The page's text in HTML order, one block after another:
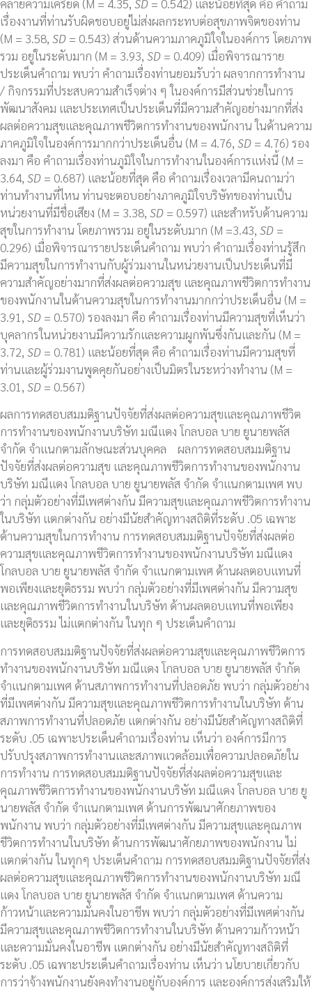
คลายความเครียด (M = 4.35, SD = 0.542) และน้อยที่สุด คือ คำถาม
เรื่องงานที่ท่านรับผิดชอบอยู่ไม่ส่งผลกระทบต่อสุขภาพจิตของท่าน
(M = 3.58, SD = 0.543) ส่วนด้านความภาคภูมิใจในองค์การ โดยภาพ
รวม อยู่ในระดับมาก (M = 3.93, SD = 0.409) เมื่อพิจารณาราย
ประเด็นคำถาม พบว่า คำถามเรื่องท่านยอมรับว่า ผลจากการทำงาน
/ กิจกรรมที่ประสบความสำเร็จต่าง ๆ ในองค์การมีส่วนช่วยในการ
พัฒนาสังคม และประเทศเป็นประเด็นที่มีความสำคัญอย่างมากที่ส่ง
ผลต่อความสุขและคุณภาพชีวิตการทำงานของพนักงาน ในด้านความ
ภาคภูมิใจในองค์การมากกว่าประเด็นอื่น (M = 4.76, SD = 4.76) รอง
ลงมา คือ คำถามเรื่องท่านภูมิใจในการทำงานในองค์การแห่งนี้ (M =
3.64, SD = 0.687) และน้อยที่สุด คือ คำถามเรื่องเวลามีคนถามว่า
ท่านทำงานที่ไหน ท่านจะตอบอย่างภาคภูมิใจบริษัทของท่านเป็น
หน่วยงานที่มีชื่อเสียง (M = 3.38, SD = 0.597) และสำหรับด้านความ
สุขในการทำงาน โดยภาพรวม อยู่ในระดับมาก (M =3.43, SD =
0.296) เมื่อพิจารณารายประเด็นคำถาม พบว่า คำถามเรื่องท่านรู้สึก
มีความสุขในการทำงานกับผู้ร่วมงานในหน่วยงานเป็นประเด็นที่มี
ความสำคัญอย่างมากที่ส่งผลต่อความสุข และคุณภาพชีวิตการทำงาน
ของพนักงานในด้านความสุขในการทำงานมากกว่าประเด็นอื่น (M =
3.91, SD = 0.570) รองลงมา คือ คำถามเรื่องท่านมีความสุขที่เห็นว่า
บุคลากรในหน่วยงานมีความรักและความผูกพันซึ่งกันและกัน (M =
3.72, SD = 0.781) และน้อยที่สุด คือ คำถามเรื่องท่านมีความสุขที่
ท่านและผู้ร่วมงานพูดคุยกันอย่างเป็นมิตรในระหว่างทำงาน (M =
3.01, SD = 0.567)
ผลการทดสอบสมมติฐานปัจจัยที่ส่งผลต่อความสุขและคุณภาพชีวิต
การทำงานของพนักงานบริษัท มณีแดง โกลบอล บาย ยูนายพลัส
จำกัด จำแนกตามลักษณะส่วนบุคคล ผลการทดสอบสมมติฐาน
ปัจจัยที่ส่งผลต่อความสุข และคุณภาพชีวิตการทำงานของพนักงาน
บริษัท มณีแดง โกลบอล บาย ยูนายพลัส จำกัด จำแนกตามเพศ พบ
ว่า กลุ่มตัวอย่างที่มีเพศต่างกัน มีความสุขและคุณภาพชีวิตการทำงาน
ในบริษัท แตกต่างกัน อย่างมีนัยสำคัญทางสถิติที่ระดับ .05 เฉพาะ
ด้านความสุขในการทำงาน การทดสอบสมมติฐานปัจจัยที่ส่งผลต่อ
ความสุขและคุณภาพชีวิตการทำงานของพนักงานบริษัท มณีแดง
โกลบอล บาย ยูนายพลัส จำกัด จำแนกตามเพศ ด้านผลตอบแทนที่
พอเพียงและยุติธรรม พบว่า กลุ่มตัวอย่างที่มีเพศต่างกัน มีความสุข
และคุณภาพชีวิตการทำงานในบริษัท ด้านผลตอบแทนที่พอเพียง
และยุติธรรม ไม่แตกต่างกัน ในทุก ๆ ประเด็นคำถาม
การทดสอบสมมติฐานปัจจัยที่ส่งผลต่อความสุขและคุณภาพชีวิตการ
ทำงานของพนักงานบริษัท มณีแดง โกลบอล บาย ยูนายพลัส จำกัด
จำแนกตามเพศ ด้านสภาพการทำงานที่ปลอดภัย พบว่า กลุ่มตัวอย่าง
ที่มีเพศต่างกัน มีความสุขและคุณภาพชีวิตการทำงานในบริษัท ด้าน
สภาพการทำงานที่ปลอดภัย แตกต่างกัน อย่างมีนัยสำคัญทางสถิติที่
ระดับ .05 เฉพาะประเด็นคำถามเรื่องท่าน เห็นว่า องค์การมีการ
ปรับปรุงสภาพการทำงานและสภาพแวดล้อมเพื่อความปลอดภัยใน
การทำงาน การทดสอบสมมติฐานปัจจัยที่ส่งผลต่อความสุขและ
คุณภาพชีวิตการทำงานของพนักงานบริษัท มณีแดง โกลบอล บาย ยู
นายพลัส จำกัด จำแนกตามเพศ ด้านการพัฒนาศักยภาพของ
พนักงาน พบว่า กลุ่มตัวอย่างที่มีเพศต่างกัน มีความสุขและคุณภาพ
ชีวิตการทำงานในบริษัท ด้านการพัฒนาศักยภาพของพนักงาน ไม่
แตกต่างกัน ในทุกๆ ประเด็นคำถาม การทดสอบสมมติฐานปัจจัยที่ส่ง
ผลต่อความสุขและคุณภาพชีวิตการทำงานของพนักงานบริษัท มณี
แดง โกลบอล บาย ยูนายพลัส จำกัด จำแนกตามเพศ ด้านความ
ก้าวหน้าและความมั่นคงในอาชีพ พบว่า กลุ่มตัวอย่างที่มีเพศต่างกัน
มีความสุขและคุณภาพชีวิตการทำงานในบริษัท ด้านความก้าวหน้า
และความมั่นคงในอาชีพ แตกต่างกัน อย่างมีนัยสำคัญทางสถิติที่
ระดับ .05 เฉพาะประเด็นคำถามเรื่องท่าน เห็นว่า นโยบายเกี่ยวกับ
การว่าจ้างพนักงานยังคงทำงานอยู่กับองค์การ และองค์การส่งเสริมให้